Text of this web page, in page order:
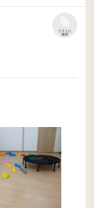
リストに
保存